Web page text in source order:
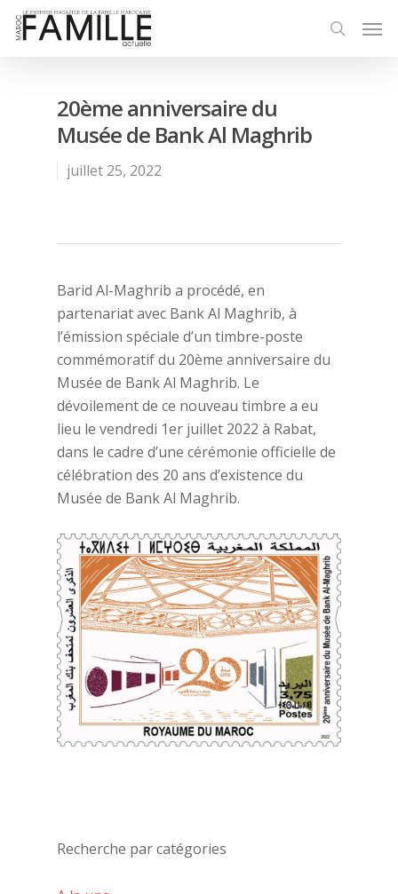
20ème anniversaire du
Musée de Bank Al Maghrib
juillet 25, 2022
Barid Al-Maghrib a procédé, en
partenariat avec Bank Al Maghrib, à
l’émission spéciale d’un timbre-poste
commémoratif du 20ème anniversaire du
Musée de Bank Al Maghrib. Le
dévoilement de ce nouveau timbre a eu
lieu le vendredi 1er juillet 2022 à Rabat,
dans le cadre d’une cérémonie officielle de
célébration des 20 ans d’existence du
Musée de Bank Al Maghrib.
Recherche par catégories